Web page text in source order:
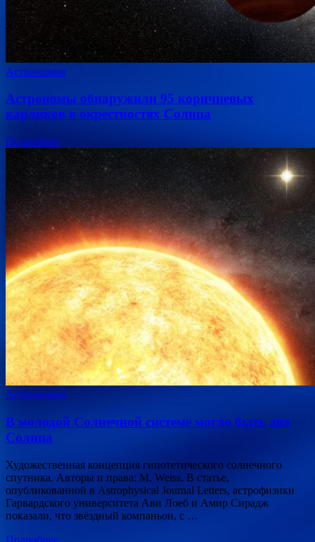
Астрономия
Астрономы обнаружили 95 коричневых
карликов в окрестностях Солнца
Подробнее
Астрономия
В молодой Солнечной системе могло быть два
Солнца
Художественная концепция гипотетического солнечного
спутника. Авторы и права: M. Weiss. В статье,
опубликованной в Astrophysical Journal Letters, астрофизики
Гарвардского университета Ави Лоеб и Амир Сирадж
показали, что звёздный компаньон, с …
Подробнее